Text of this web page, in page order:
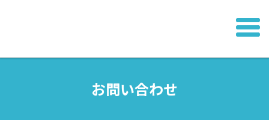
お問い合わせ